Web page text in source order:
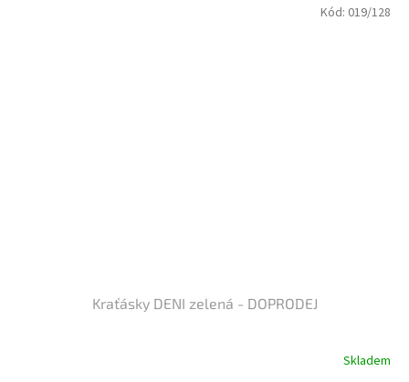
Kraťásky DENI zelená - DOPRODEJ
Skladem
Kód: 019/128